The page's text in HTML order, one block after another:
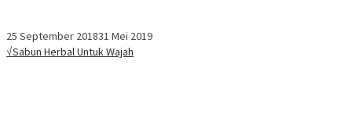
25 September 201831 Mei 2019
√Sabun Herbal Untuk Wajah